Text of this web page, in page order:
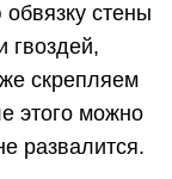
стены
гвоздей,
скрепляем
этого можно
развалится.